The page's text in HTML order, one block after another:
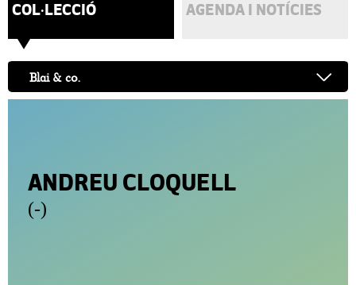
COL·LECCIÓ AGENDA I NOTÍCIES
Blai & co.
ANDREU CLOQUELL
(-)